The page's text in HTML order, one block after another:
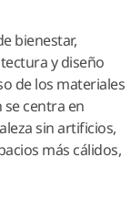
bienestar,
y diseño
de los materiales
centra en
sin artificios,
más cálidos,